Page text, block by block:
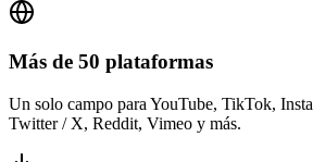
Más de 50 plataformas
Un solo campo para YouTube, TikTok,
Twitter / X, Reddit, Vimeo y más.